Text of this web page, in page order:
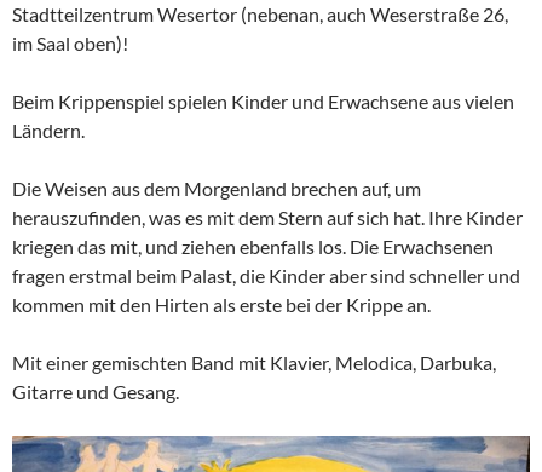
Stadtteilzentrum Wesertor (nebenan, auch Weserstraße 26,
im Saal oben)!
Beim Krippenspiel spielen Kinder und Erwachsene aus vielen
Ländern.
Die Weisen aus dem Morgenland brechen auf, um
herauszufinden, was es mit dem Stern auf sich hat. Ihre Kinder
kriegen das mit, und ziehen ebenfalls los. Die Erwachsenen
fragen erstmal beim Palast, die Kinder aber sind schneller und
kommen mit den Hirten als erste bei der Krippe an.
Mit einer gemischten Band mit Klavier, Melodica, Darbuka,
Gitarre und Gesang.